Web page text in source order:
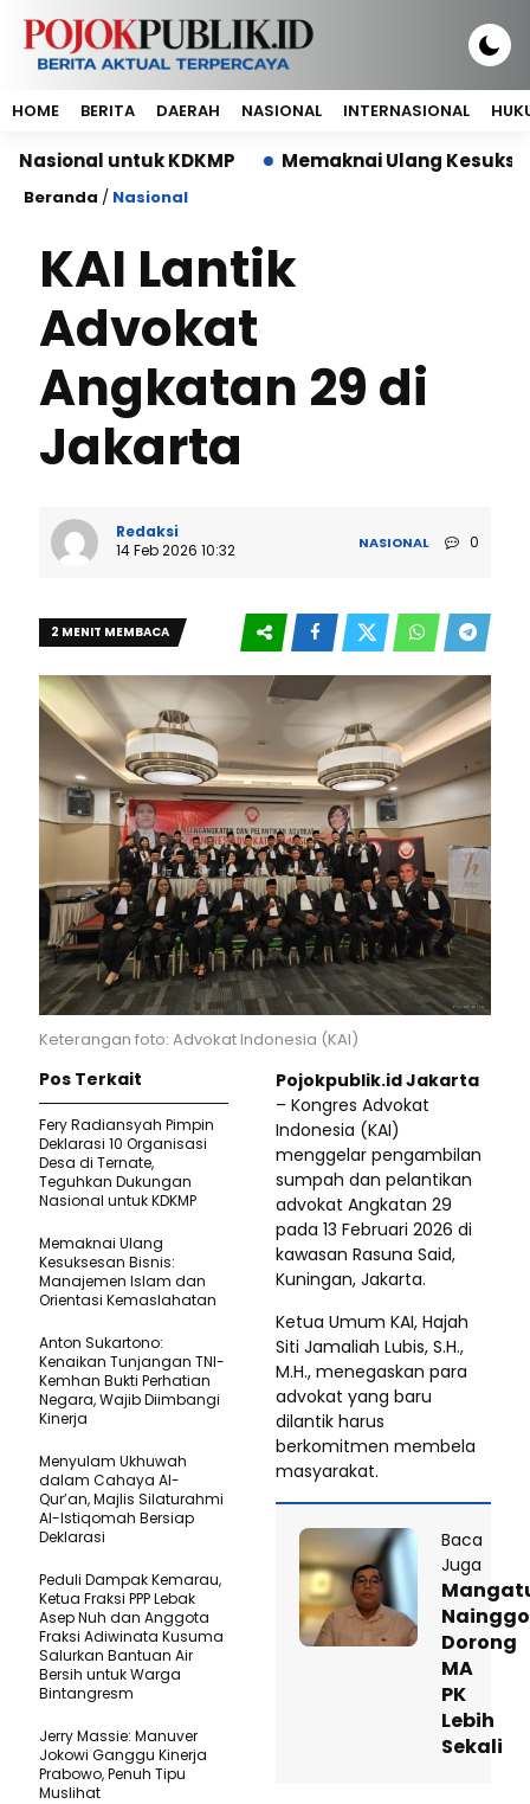
HOME BERITA DAERAH NASIONAL INTERNASIONAL
untuk KDKMP Memaknai Ulang Kesuksesan
Beranda / Nasional
KAI Lantik
Advokat
Angkatan 29 di
Jakarta
Redaksi
14 Feb 2026 10:32
NASIONAL 0
2 MENIT MEMBACA
Keterangan foto: Advokat Indonesia (KAI)
Pojokpublik.id Jakarta
– Kongres Advokat
Indonesia (KAI)
menggelar pengambilan
sumpah dan pelantikan
advokat Angkatan 29
pada 13 Februari 2026 di
kawasan Rasuna Said,
Kuningan, Jakarta.
Ketua Umum KAI, Hajah
Siti Jamaliah Lubis, S.H.,
M.H., menegaskan para
advokat yang baru
dilantik harus
berkomitmen membela
masyarakat.
Baca
Juga
Dorong
MA
PK
Lebih
Sekali
Pos Terkait
Fery Radiansyah Pimpin
Deklarasi 10 Organisasi
Desa di Ternate,
Teguhkan Dukungan
Nasional untuk KDKMP
Memaknai Ulang
Kesuksesan Bisnis:
Manajemen Islam dan
Orientasi Kemaslahatan
Anton Sukartono:
Kenaikan Tunjangan TNI-
Kemhan Bukti Perhatian
Negara, Wajib Diimbangi
Kinerja
Menyulam Ukhuwah
dalam Cahaya Al-
Qur’an, Majlis Silaturahmi
Al-Istiqomah Bersiap
Deklarasi
Peduli Dampak Kemarau,
Ketua Fraksi PPP Lebak
Asep Nuh dan Anggota
Fraksi Adiwinata Kusuma
Salurkan Bantuan Air
Bersih untuk Warga
Bintangresm
Jerry Massie: Manuver
Jokowi Ganggu Kinerja
Prabowo, Penuh Tipu
Muslihat